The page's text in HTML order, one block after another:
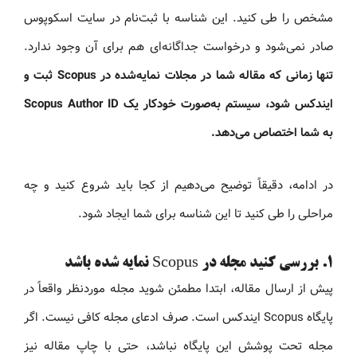
مشخص را طی کنید. این شناسه با ثبت‌نام در سایت اسکوپوس
صادر نمی‌شود و درخواست جداگانه‌ای هم برای آن وجود ندارد.
تنها زمانی که مقاله شما در مجلات نمایه‌شده در Scopus ثبت و
ایندکس شود، سیستم به‌صورت خودکار یک Scopus Author ID
به شما اختصاص می‌دهد.
در ادامه، دقیقاً توضیح می‌دهیم از کجا باید شروع کنید و چه
مراحلی را طی کنید تا این شناسه برای شما ایجاد شود.
۱. بررسی کنید مجله در Scopus نمایه شده باشد
پیش از ارسال مقاله، ابتدا مطمئن شوید مجله موردنظر واقعاً در
پایگاه Scopus ایندکس است. صرف ادعای مجله کافی نیست. اگر
مجله تحت پوشش این پایگاه نباشد، حتی با چاپ مقاله نیز